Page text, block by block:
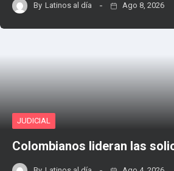
By Latinos al día Ago 8, 2026
JUDICIAL
Colombianos lideran las